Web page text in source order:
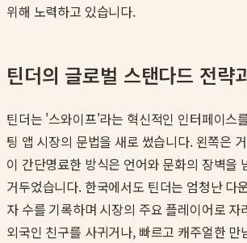
위해 노력하고 있습니다.
틴더의 글로벌 스탠다드 전략
틴더는 '스와이프'라는 혁신적인 인터페이스
팅 앱 시장의 문법을 새로 썼습니다. 왼쪽은
이 간단명료한 방식은 언어와 문화의 장벽을
거두었습니다. 한국에서도 틴더는 엄청난 다
자 수를 기록하며 시장의 주요 플레이어로 자
외국인 친구를 사귀거나, 빠르고 캐주얼한 만